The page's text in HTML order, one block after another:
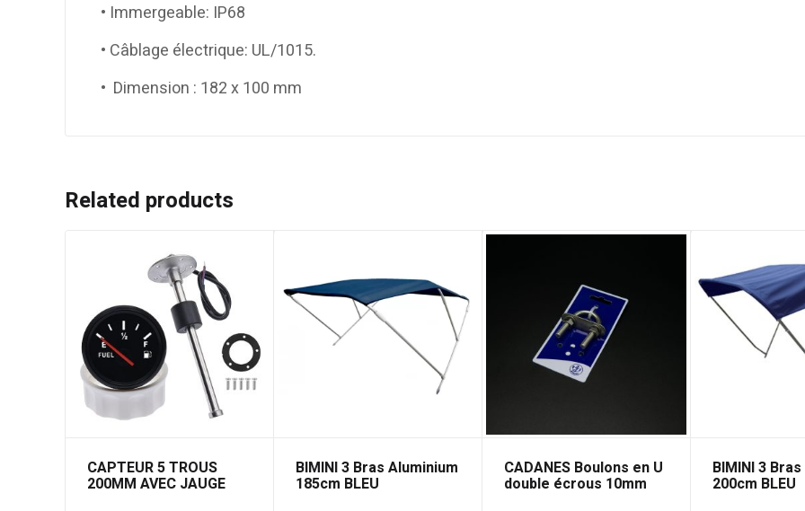
• Immergeable: IP68
• Câblage électrique: UL/1015.
• Dimension : 182 x 100 mm
Related products
CAPTEUR 5 TROUS
200MM AVEC JAUGE
BIMINI 3 Bras Aluminium
185cm BLEU
CADANES Boulons en U
double écrous 10mm
BIMINI 3 Bras
200cm BLEU